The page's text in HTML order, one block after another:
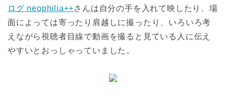
ログ neophilia++さんは自分の手を入れて映したり、場
面によっては寄ったり肩越しに撮ったり、いろいろ考
えながら視聴者目線で動画を撮ると見ている人に伝え
やすいとおっしゃっていました。